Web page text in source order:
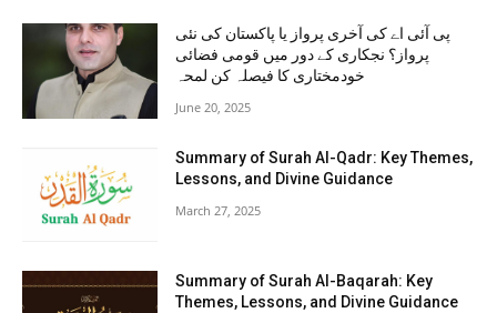
پی آئی اے کی آخری پرواز یا پاکستان کی نئی
پرواز؟ نجکاری کے دور میں قومی فضائی
خودمختاری کا فیصلہ کن لمحہ
June 20, 2025
Summary of Surah Al-Qadr: Key Themes,
Lessons, and Divine Guidance
March 27, 2025
Summary of Surah Al-Baqarah: Key
Themes, Lessons, and Divine Guidance